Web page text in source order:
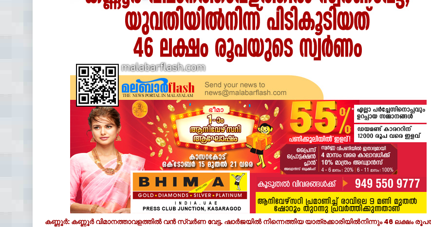
കണ്ണൂർ: കണ്ണൂർ വിമാനത്താവളത്തിൽ വൻ സ്വർണ വേട്ട. ഷാർജയിൽ നിന്നെത്തിയ യാത്രക്കാരിയിൽനിന്നും 46 ലക്ഷം